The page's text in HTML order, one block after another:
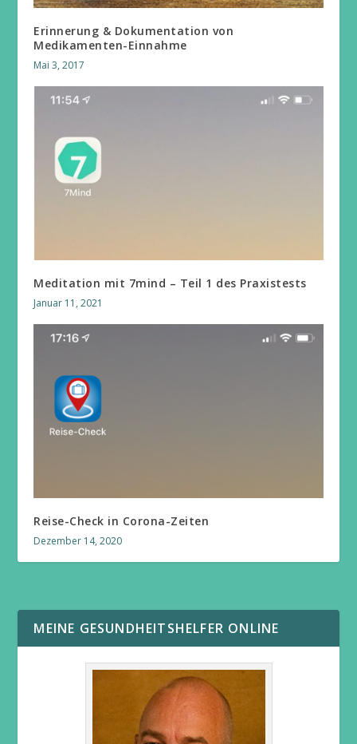
Erinnerung & Dokumentation von
Medikamenten-Einnahme
Mai 3, 2017
Meditation mit 7mind – Teil 1 des Praxistests
Januar 11, 2021
Reise-Check in Corona-Zeiten
Dezember 14, 2020
MEINE GESUNDHEITSHELFER ONLINE